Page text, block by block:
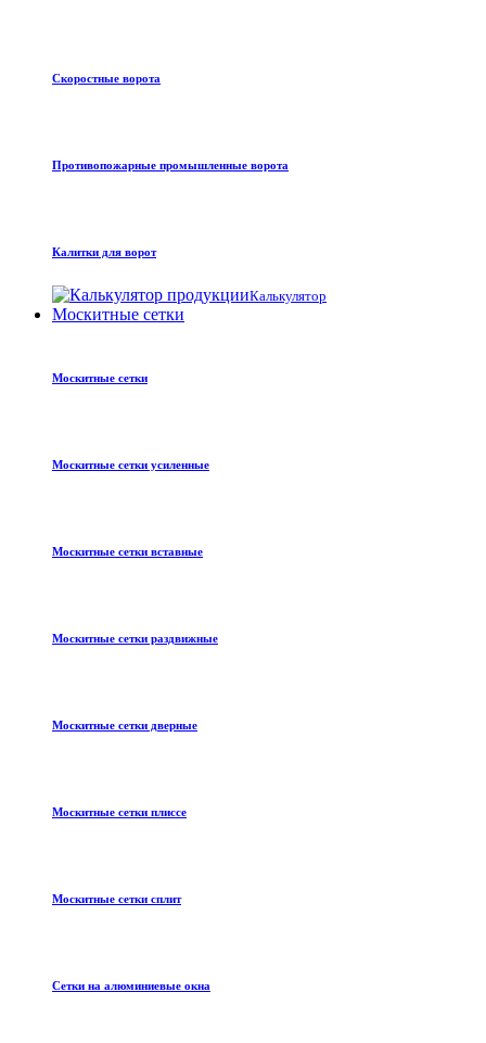
Скоростные ворота
Противопожарные промышленные ворота
Калитки для ворот
Калькулятор
Москитные сетки
Москитные сетки
Москитные сетки усиленные
Москитные сетки вставные
Москитные сетки раздвижные
Москитные сетки дверные
Москитные сетки плиссе
Москитные сетки сплит
Сетки на алюминиевые окна